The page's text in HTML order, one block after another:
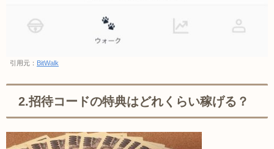
引用元： BitWalk
2.招待コードの特典はどれくらい稼げる？